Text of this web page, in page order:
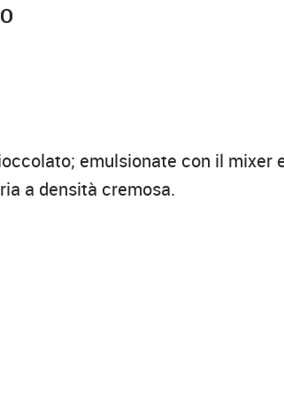
emulsionate con il mixer
a densità cremosa.